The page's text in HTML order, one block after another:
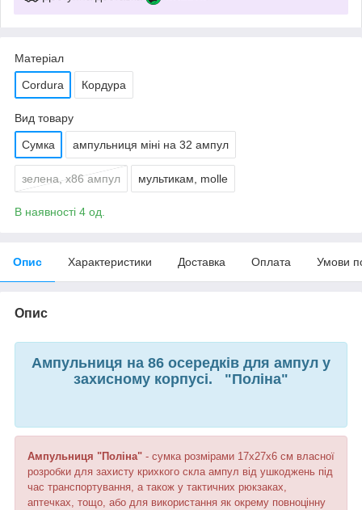
Матеріал
Cordura Кордура
Вид товару
Сумка ампульниця міні на 32 ампул
зелена, х86 ампул мультикам, molle
В наявності 4 од.
Опис Характеристики Доставка Оплата Умови
Опис
Ампульниця на 86 осередків для ампул у
захисному корпусі.
"Поліна"
Ампульниця "Поліна" - сумка розмірами 17х27х6 см власної
розробки для захисту крихкого скла ампул від ушкоджень під
час транспортування, а також у тактичних рюкзаках,
аптечках, тощо, або для використання як окрему повноцінну